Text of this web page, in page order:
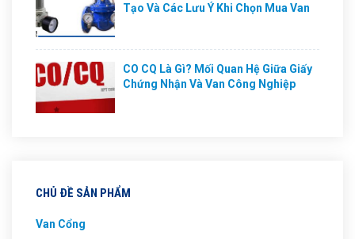
Tạo Và Các Lưu Ý Khi Chọn Mua Van
CO CQ Là Gì? Mối Quan Hệ Giữa Giấy
Chứng Nhận Và Van Công Nghiệp
CHỦ ĐỀ SẢN PHẨM
Van Cổng